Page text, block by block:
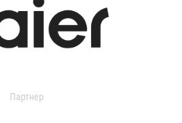
Партнер